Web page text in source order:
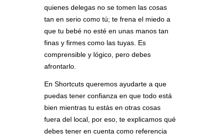
quienes delegas no se tomen las cosas
tan en serio como tú; te frena el miedo a
que tu bebé no esté en unas manos tan
finas y firmes como las tuyas. Es
comprensible y lógico, pero debes
afrontarlo.
En Shortcuts queremos ayudarte a que
puedas tener confianza en que todo está
bien mientras tu estás en otras cosas
fuera del local, por eso, te explicamos qué
debes tener en cuenta como referencia